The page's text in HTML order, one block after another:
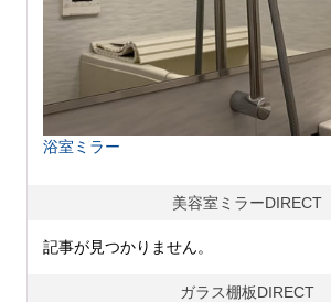
浴室ミラー
美容室ミラーDIRECT
記事が見つかりません。
ガラス棚板DIRECT